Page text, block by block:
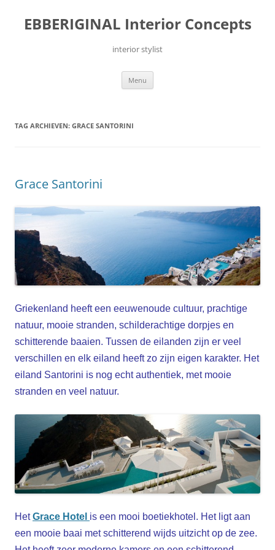
inhoud
EBBERIGINAL Interior Concepts
interior stylist
Menu
TAG ARCHIEVEN: GRACE SANTORINI
Grace Santorini
Griekenland heeft een eeuwenoude cultuur, prachtige
natuur, mooie stranden, schilderachtige dorpjes en
schitterende baaien. Tussen de eilanden zijn er veel
verschillen en elk eiland heeft zo zijn eigen karakter. Het
eiland Santorini is nog echt authentiek, met mooie
stranden en veel natuur.
Het Grace Hotel is een mooi boetiekhotel. Het ligt aan
een mooie baai met schitterend wijds uitzicht op de zee.